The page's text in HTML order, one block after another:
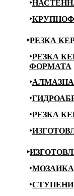
РЕЗКА
РЕЗКА
ФОРМАТА
РЕЗКА
МОЗАИКА
СТУПЕНИ